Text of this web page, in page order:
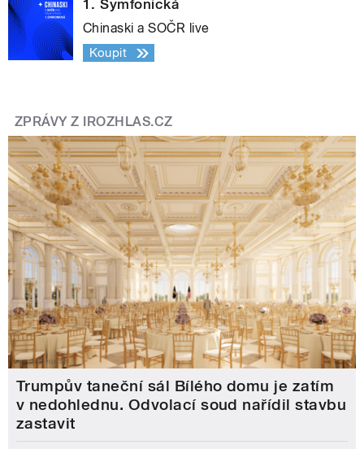
1. Symfonická
Chinaski a SOČR live
Koupit
ZPRÁVY Z IROZHLAS.CZ
Trumpův taneční sál Bílého domu je zatím
v nedohlednu. Odvolací soud nařídil stavbu
zastavit